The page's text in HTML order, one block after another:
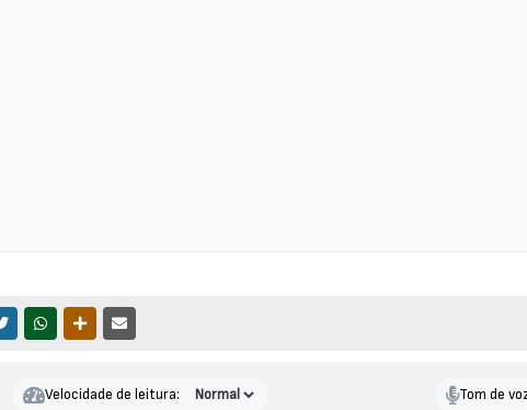
TWITTERWHATSAPPOUTRAS MÍDIAS
Velocidade de leitura: Tom de